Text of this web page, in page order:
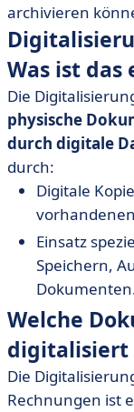
archivieren
Was ist
Die
physische
durch digitale
durch:
Digitale
Einsatz
Speichern,
Welche
digitalisiert
Die
Rechnungen ist